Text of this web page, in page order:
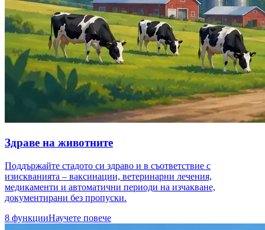
Здраве на животните
Поддържайте стадото си здраво и в съответствие с
изискванията – ваксинации, ветеринарни лечения,
медикаменти и автоматични периоди на изчакване,
документирани без пропуски.
8 функцииНаучете повече